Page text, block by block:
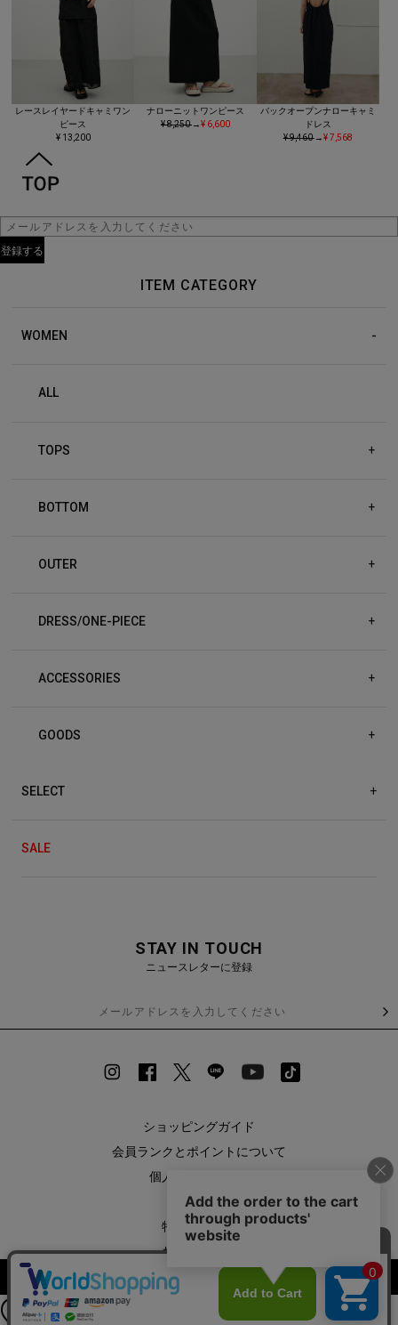
カラーを選択する（フリーサイズ）
レースレイヤードキャミワン
ピース
¥ 13,200
ナローニットワンピース
¥ 8,250→¥ 6,600
バックオープンナローキャミ
ドレス
¥ 9,460→¥ 7,568
ITEM CATEGORY
WOMEN
ALL
TOPS +
BOTTOM +
OUTER +
DRESS/ONE-PIECE +
ACCESSORIES +
GOODS +
SELECT +
SALE
STAY IN TOUCH
ニュースレターに登録
ショッピングガイド
会員ランクとポイントについて
個人情報保護方針
利用規約
特定商取引法
お問い合わせ
企業情報
公式LINEアカウント
お友達登録で
最新情報を配信中